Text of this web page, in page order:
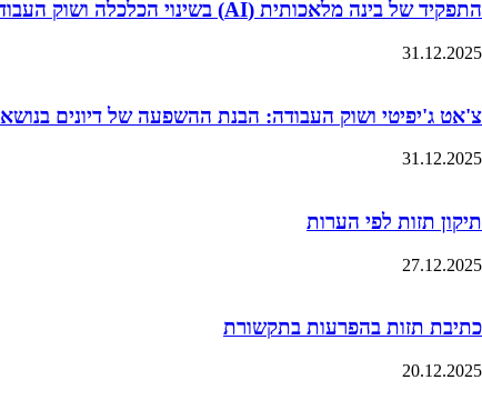
התפקיד של בינה מלאכותית (AI) בשינוי הכלכלה ושוק העבודה
31.12.2025
צ'אט ג'יפיטי ושוק העבודה: הבנת ההשפעה של דיונים בנושא AI על ציפיות השכר של סטודנטים
31.12.2025
תיקון תזות לפי הערות
27.12.2025
כתיבת תזות בהפרעות בתקשורת
20.12.2025